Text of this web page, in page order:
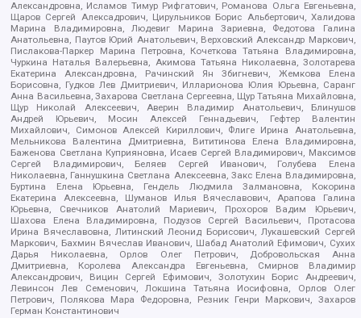
Александровна, Исламов Тимур Рифгатович, Романова Ольга Евгеньевна,
Щаров Сергей Алексадрович, Цирульников Борис Альбертович, Халидова
Марина Владимировна, Людевиг Марина Зариевна, Федотова Галина
Анатольевна, Паутов Юрий Анатольевич, Верховский Александр Маркович,
Пислакова-Паркер Марина Петровна, Кочеткова Татьяна Владимировна,
Чуркина Наталья Валерьевна, Акимова Татьяна Николаевна, Золотарева
Екатерина Александровна, Рачинский Ян Збигневич, Жемкова Елена
Борисовна, Гудков Лев Дмитриевич, Илларионова Юлия Юрьевна, Саранг
Анна Васильевна, Захарова Светлана Сергеевна, Щур Татьяна Михайловна,
Щур Николай Алексеевич, Аверин Владимир Анатольевич, Блинушов
Андрей Юрьевич, Мосин Алексей Геннадьевич, Гефтер Валентин
Михайлович, Симонов Алексей Кириллович, Флиге Ирина Анатольевна,
Мельникова Валентина Дмитриевна, Вититинова Елена Владимировна,
Баженова Светлана Куприяновна, Исаев Сергей Владимирович, Максимов
Сергей Владимирович, Беляев Сергей Иванович, Голубева Елена
Николаевна, Ганнушкина Светлана Алексеевна, Закс Елена Владимировна,
Буртина Елена Юрьевна, Гендель Людмила Залмановна, Кокорина
Екатерина Алексеевна, Шуманов Илья Вячеславович, Арапова Галина
Юрьевна, Свечников Анатолий Мариевич, Прохоров Вадим Юрьевич,
Шахова Елена Владимировна, Подузов Сергей Васильевич, Протасова
Ирина Вячеславовна, Литинский Леонид Борисович, Лукашевский Сергей
Маркович, Бахмин Вячеслав Иванович, Шабад Анатолий Ефимович, Сухих
Дарья Николаевна, Орлов Олег Петрович, Добровольская Анна
Дмитриевна, Королева Александра Евгеньевна, Смирнов Владимир
Александрович, Вицин Сергей Ефимович, Золотухин Борис Андреевич,
Левинсон Лев Семенович, Локшина Татьяна Иосифовна, Орлов Олег
Петрович, Полякова Мара Федоровна, Резник Генри Маркович, Захаров
Герман Константинович